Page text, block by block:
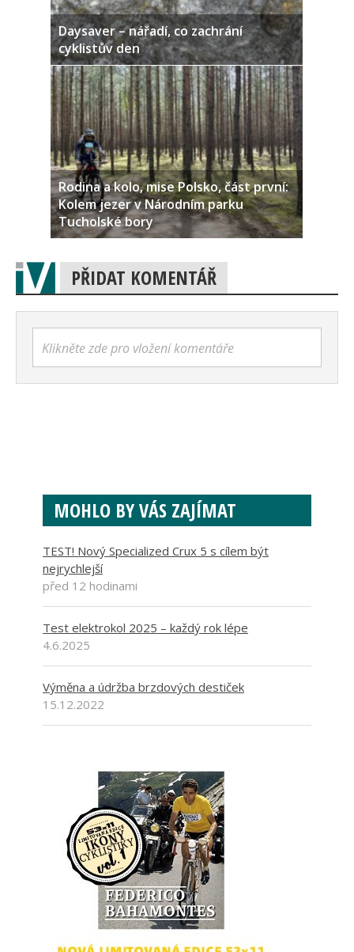
Daysaver – nářadí, co zachrání
cyklistův den
Rodina a kolo, mise Polsko, část první:
Kolem jezer v Národním parku
Tucholské bory
PŘIDAT KOMENTÁŘ
Klikněte zde pro vložení komentáře
MOHLO BY VÁS ZAJÍMAT
TEST! Nový Specialized Crux 5 s cílem být
nejrychlejší
před 12 hodinami
Test elektrokol 2025 – každý rok lépe
4.6.2025
Výměna a údržba brzdových destiček
15.12.2022